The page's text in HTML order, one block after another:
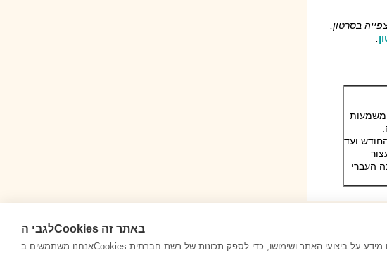
בסרטון,
את משמעות
ועד
העברי
לגבי הCookies באתר זה
אנחנו משתמשים בCookies כדי לאסוף ולנתח מידע על ביצועי האתר ושימושו, כדי לספק תכונות של רשת חברתית